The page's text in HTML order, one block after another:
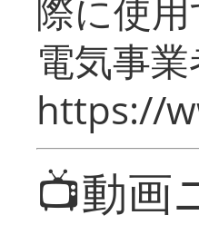
際に使
電気事
https://
📺動画